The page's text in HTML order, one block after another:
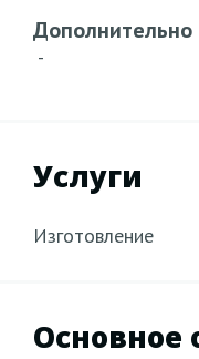
Дополнительно
-
Услуги
Изготовление
Основное